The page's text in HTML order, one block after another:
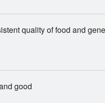
quality of food and
good